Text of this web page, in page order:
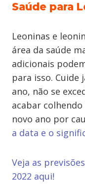
Saúde para
Leoninas e
área da saúde
adicionais
para isso. Cuide
ano, não se
acabar
novo ano por
a data e o
Veja as
2022 aqui!